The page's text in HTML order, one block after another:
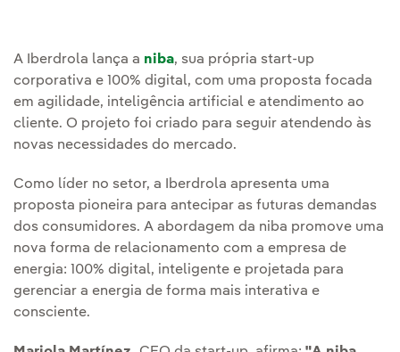
A Iberdrola lança a niba, sua própria start-up
corporativa e 100% digital, com uma proposta focada
em agilidade, inteligência artificial e atendimento ao
cliente. O projeto foi criado para seguir atendendo às
novas necessidades do mercado.
Como líder no setor, a Iberdrola apresenta uma
proposta pioneira para antecipar as futuras demandas
dos consumidores. A abordagem da niba promove uma
nova forma de relacionamento com a empresa de
energia: 100% digital, inteligente e projetada para
gerenciar a energia de forma mais interativa e
consciente.